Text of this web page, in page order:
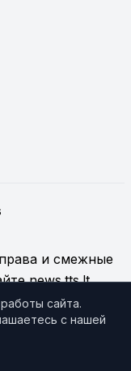
и смежные
news.tts.lt
иное.
сайта
сайта.
с нашей